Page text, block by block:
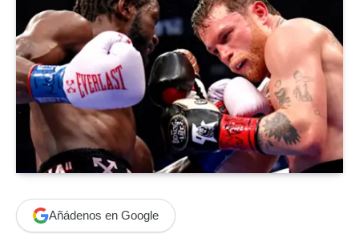
Añádenos en Google